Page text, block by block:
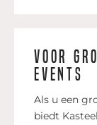
Voor
events
Als u een
biedt